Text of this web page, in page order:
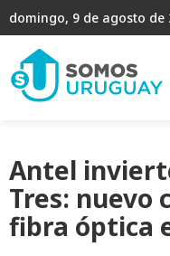
domingo, 9 de agosto de
Antel
Tres: nuevo
fibra óptica